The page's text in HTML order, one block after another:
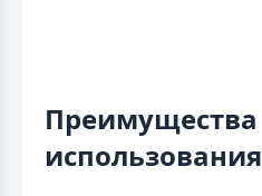
Преимущества
использования